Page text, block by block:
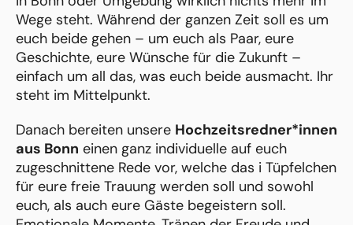
Wege steht. Während der ganzen Zeit soll es um
euch beide gehen – um euch als Paar, eure
Geschichte, eure Wünsche für die Zukunft –
einfach um all das, was euch beide ausmacht. Ihr
steht im Mittelpunkt.
Danach bereiten unsere Hochzeitsredner*innen
aus Bonn einen ganz individuelle auf euch
zugeschnittene Rede vor, welche das i Tüpfelchen
für eure freie Trauung werden soll und sowohl
euch, als auch eure Gäste begeistern soll.